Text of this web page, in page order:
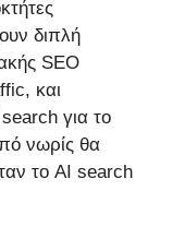
διπλή
SEO
και
για το
νωρίς θα
το AI search